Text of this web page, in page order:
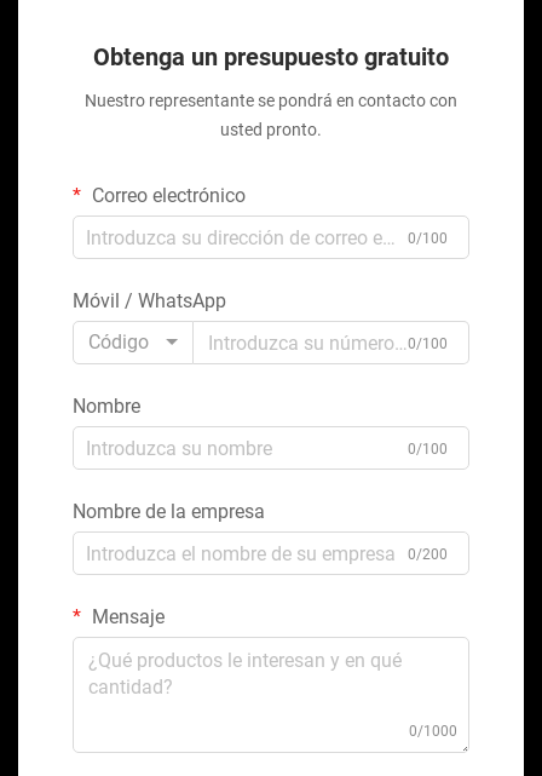
Obtenga un presupuesto gratuito
Nuestro representante se pondrá en contacto con
usted pronto.
Correo electrónico
0/100
Móvil / WhatsApp
Código
0/100
Nombre
0/100
Nombre de la empresa
0/200
Mensaje
0/1000